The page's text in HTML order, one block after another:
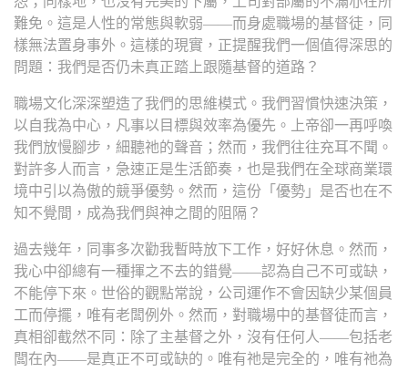
難免。這是人性的常態與軟弱——而身處職場的基督徒，同
樣無法置身事外。這樣的現實，正提醒我們一個值得深思的
問題：我們是否仍未真正踏上跟隨基督的道路？
職場文化深深塑造了我們的思維模式。我們習慣快速決策，
以自我為中心，凡事以目標與效率為優先。上帝卻一再呼喚
我們放慢腳步，細聽祂的聲音；然而，我們往往充耳不聞。
對許多人而言，急速正是生活節奏，也是我們在全球商業環
境中引以為傲的競爭優勢。然而，這份「優勢」是否也在不
知不覺間，成為我們與神之間的阻隔？
過去幾年，同事多次勸我暫時放下工作，好好休息。然而，
我心中卻總有一種揮之不去的錯覺——認為自己不可或缺，
不能停下來。世俗的觀點常說，公司運作不會因缺少某個員
工而停擺，唯有老闆例外。然而，對職場中的基督徒而言，
真相卻截然不同：除了主基督之外，沒有任何人——包括老
闆在內——是真正不可或缺的。唯有祂是完全的，唯有祂為